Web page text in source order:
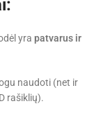
yra patvarus ir
naudoti (net ir
rašiklių).